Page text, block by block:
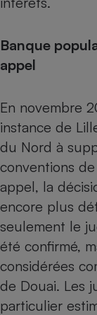
Banque
appel
En novembre
instance de
du Nord à
conventions
appel, la
encore plus
seulement le
été confirmé,
considérées
de Douai. Les
particulier